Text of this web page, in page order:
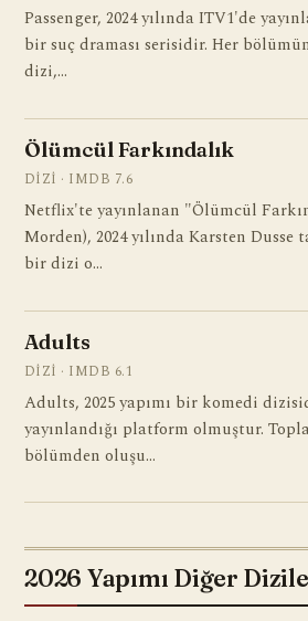
Passenger, 2024 yılında ITV1'de
bir suç draması serisidir. Her
dizi,…
Ölümcül Farkındalık
DIZI · IMDB 7.6
Netflix'te yayınlanan "Ölümcül
Morden), 2024 yılında Karsten
bir dizi o…
Adults
DIZI · IMDB 6.1
Adults, 2025 yapımı bir komedi
yayınlandığı platform olmuştur.
bölümden oluşu…
2026 Yapımı Diğer